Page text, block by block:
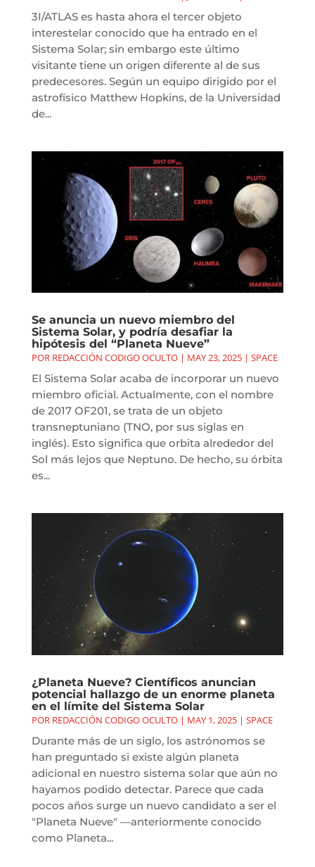
3I/ATLAS es hasta ahora el tercer objeto
interestelar conocido que ha entrado en el
Sistema Solar; sin embargo este último
visitante tiene un origen diferente al de sus
predecesores. Según un equipo dirigido por el
astrofísico Matthew Hopkins, de la Universidad
de...
Se anuncia un nuevo miembro del
Sistema Solar, y podría desafiar la
hipótesis del “Planeta Nueve”
POR REDACCIÓN CODIGO OCULTO| MAY 23, 2025| SPACE
El Sistema Solar acaba de incorporar un nuevo
miembro oficial. Actualmente, con el nombre
de 2017 OF201, se trata de un objeto
transneptuniano (TNO, por sus siglas en
inglés). Esto significa que orbita alrededor del
Sol más lejos que Neptuno. De hecho, su órbita
es...
¿Planeta Nueve? Científicos anuncian
potencial hallazgo de un enorme planeta
en el límite del Sistema Solar
POR REDACCIÓN CODIGO OCULTO| MAY 1, 2025| SPACE
Durante más de un siglo, los astrónomos se
han preguntado si existe algún planeta
adicional en nuestro sistema solar que aún no
hayamos podido detectar. Parece que cada
pocos años surge un nuevo candidato a ser el
"Planeta Nueve" —anteriormente conocido
como Planeta...